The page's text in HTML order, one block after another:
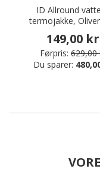
ID Allround
termojakke,
149,00
Førpris: 629,00
Du sparer: